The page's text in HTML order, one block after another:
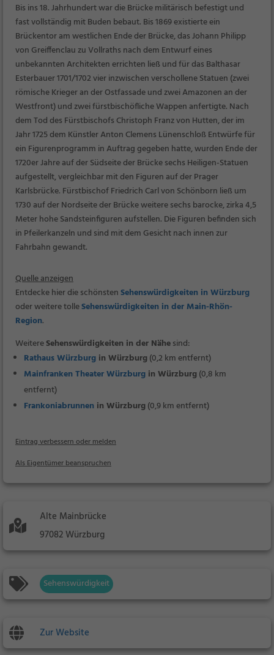
Bis ins 18. Jahrhundert war die Brücke militärisch befestigt und
fast vollständig mit Buden bebaut. Bis 1869 existierte ein
Brückentor am westlichen Ende der Brücke, das Johann Philipp
von Greiffenclau zu Vollraths nach dem Entwurf eines
unbekannten Architekten errichten ließ und für das Balthasar
Esterbauer 1701/1702 vier inzwischen verschollene Statuen (zwei
römische Krieger an der Ostfassade und zwei Amazonen an der
Westfront) und zwei fürstbischöfliche Wappen anfertigte. Nach
dem Tod des Fürstbischofs Christoph Franz von Hutten, der im
Jahr 1725 dem Künstler Anton Clemens Lünenschloß Entwürfe für
ein Figurenprogramm in Auftrag gegeben hatte, wurden Ende der
1720er Jahre auf der Südseite der Brücke sechs Heiligen-Statuen
aufgestellt, vergleichbar mit den Figuren auf der Prager
Karlsbrücke. Fürstbischof Friedrich Carl von Schönborn ließ um
1730 auf der Nordseite der Brücke weitere sechs barocke, zirka 4,5
Meter hohe Sandsteinfiguren aufstellen. Die Figuren befinden sich
in Pfeilerkanzeln und sind mit dem Gesicht nach innen zur
Fahrbahn gewandt.
Quelle anzeigen
Entdecke hier die schönstenSehenswürdigkeiten in Würzburg
oder weitere tolleSehenswürdigkeiten in der Main-Rhön-
Region.
WeitereSehenswürdigkeiten in der Nähesind:
Rathaus Würzburg in Würzburg(0,2 km entfernt)
Mainfranken Theater Würzburg in Würzburg(0,8 km
entfernt)
Frankoniabrunnen in Würzburg(0,9 km entfernt)
Eintrag verbessern oder melden
Als Eigentümer beanspruchen
Alte Mainbrücke
97082 Würzburg
Sehenswürdigkeit
Zur Website